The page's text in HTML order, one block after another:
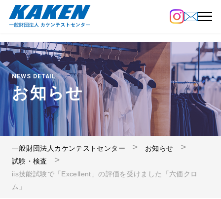
NEWS DETAIL
お知らせ
一般財団法人カケンテストセンター
お知らせ
試験・検査
iis技能試験で「Excellent」の評価を受けました「六価クロ
ム」